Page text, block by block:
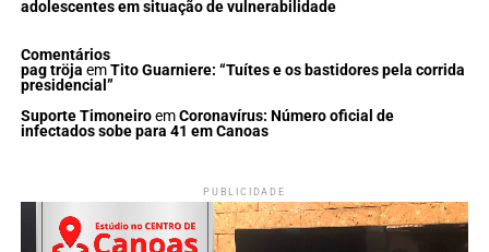
adolescentes em situação de vulnerabilidade
Comentários
pag tröja emTito Guarniere: “Tuítes e os bastidores pela corrida
presidencial”
Suporte TimoneiroemCoronavírus: Número oficial de
infectados sobe para 41 em Canoas
PUBLICIDADE